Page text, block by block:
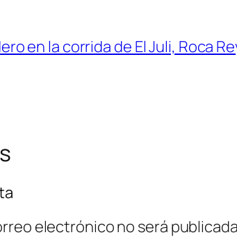
en la corrida de El Juli, Roca
electrónico no será